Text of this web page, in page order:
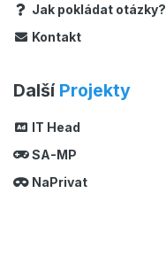
Jak pokládat otázky?
Kontakt
Další Projekty
IT Head
SA-MP
NaPrivat